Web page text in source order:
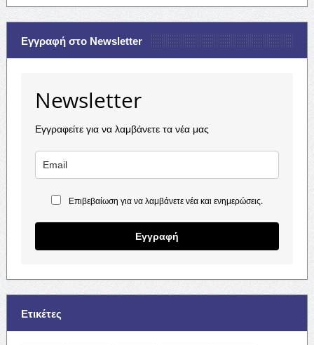
Εγγραφή στο Newsletter
Newsletter
Εγγραφείτε για να λαμβάνετε τα νέα μας
Επιβεβαίωση για να λαμβάνετε νέα και ενημερώσεις.
Εγγραφή
Ετικέτες